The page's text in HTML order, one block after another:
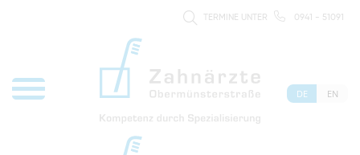
TERMINE UNTER 0941 - 51091
DE EN